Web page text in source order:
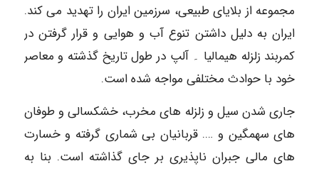
مجموعه از بلایای طبیعی، سرزمین ایران را تهدید می کند.
ایران به دلیل داشتن تنوع آب و هوایی و قرار گرفتن در
کمربند زلزله هیمالیا ۔ آلپ در طول تاریخ گذشته و معاصر
خود با حوادث مختلفی مواجه شده است.
جاری شدن سیل و زلزله های مخرب، خشکسالی و طوفان
های سهمگین و …. قربانیان بی شماری گرفته و خسارت
های مالی جبران ناپذیری بر جای گذاشته است. بنا به